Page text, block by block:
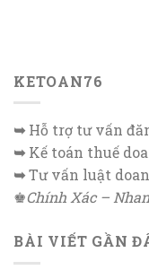
KETOAN76
➥Hỗ trợ tư vấn
➥Kế toán thuế
➥Tư vấn luật
♚Chính Xác –
BÀI VIẾT GẦN